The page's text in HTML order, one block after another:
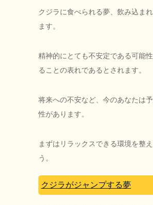
クジラに食べられる夢、飲み込ま
ます。
精神的にとても不安定である可能
ることの表れであるとされます。
将来への不安など、今のあなたは
性があります。
まずはリラックスできる環境を整
う。
クジラがジャンプする夢